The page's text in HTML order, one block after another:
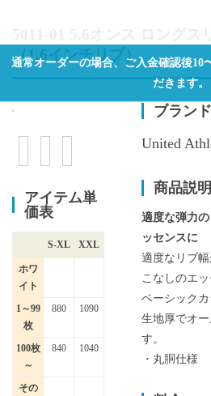
通常オーダーの場合、ご入金確認後10
だきます。
（1.6インチリブ）
アイテム単
価表
S-XL XXL
ホワ
イト
1～99
枚
880 1090
100枚
～
840 1040
その
ブラン
United
商品説明
適度な弾力
ッセンスに
適度なリブ
こなしのエッ
ベーシック
生地厚でオ
す。
・丸胴仕様